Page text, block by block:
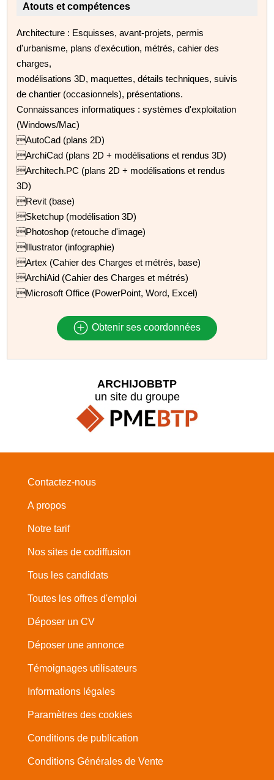
Atouts et compétences
Architecture : Esquisses, avant-projets, permis
d'urbanisme, plans d'exécution, métrés, cahier des
charges,
modélisations 3D, maquettes, détails techniques, suivis
de chantier (occasionnels), présentations.
Connaissances informatiques : systèmes d'exploitation
(Windows/Mac)
AutoCad (plans 2D)
ArchiCad (plans 2D + modélisations et rendus 3D)
Architech.PC (plans 2D + modélisations et rendus
3D)
Revit (base)
Sketchup (modélisation 3D)
Photoshop (retouche d'image)
Illustrator (infographie)
Artex (Cahier des Charges et métrés, base)
ArchiAid (Cahier des Charges et métrés)
Microsoft Office (PowerPoint, Word, Excel)
Obtenir ses coordonnées
ARCHIJOBBTP
un site du groupe
Contactez-nous
A propos
Notre tarif
Nos sites de codiffusion
Tous les candidats
Toutes les offres d'emploi
Déposer un CV
Déposer une annonce
Témoignages utilisateurs
Informations légales
Paramètres des cookies
Conditions de publication
Conditions Générales de Vente